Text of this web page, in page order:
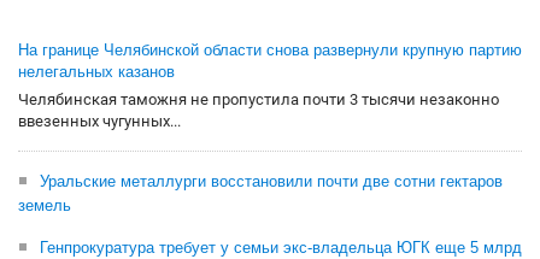
На границе Челябинской области снова развернули крупную партию
нелегальных казанов
Челябинская таможня не пропустила почти 3 тысячи незаконно
ввезенных чугунных...
Уральские металлурги восстановили почти две сотни гектаров
земель
Генпрокуратура требует у семьи экс-владельца ЮГК еще 5 млрд